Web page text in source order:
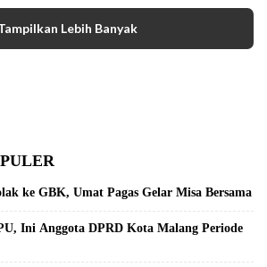
Lebih Banyak
ke GBK, Umat Pagas Gelar Misa Bersama
Ini Anggota DPRD Kota Malang Periode